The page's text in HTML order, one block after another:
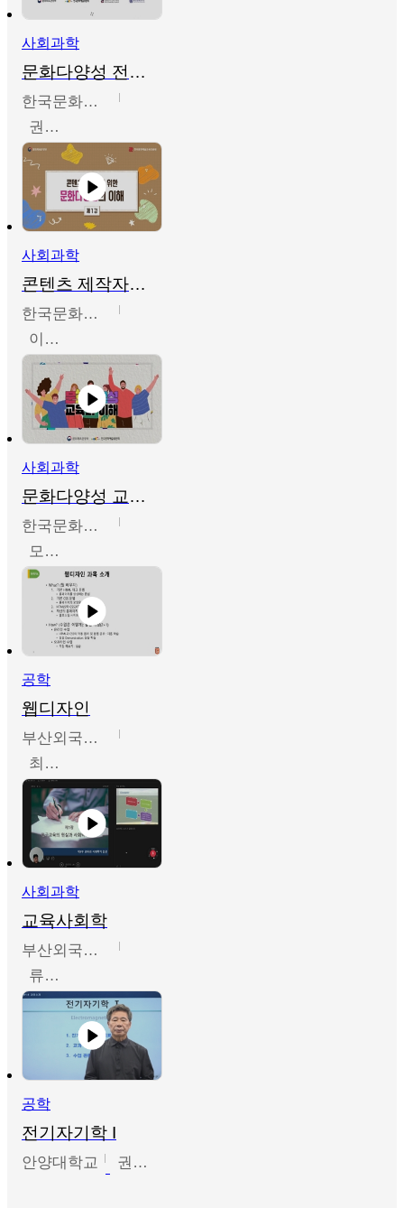
사회과학
문화다양성 전문인력 양성 기본과정 - 문화다양성의 이해
한국문화예술교육진흥원
권숙인 외 8명
사회과학
콘텐츠 제작자를 위한 문화다양성의 이해
한국문화예술교육진흥원
이성민
사회과학
문화다양성 교육의 이해
한국문화예술교육진흥원
모경환,성상환,정문성
공학
웹디자인
부산외국어대학교
최진오
사회과학
교육사회학
부산외국어대학교
류영철
공학
전기자기학 I
안양대학교 권원현